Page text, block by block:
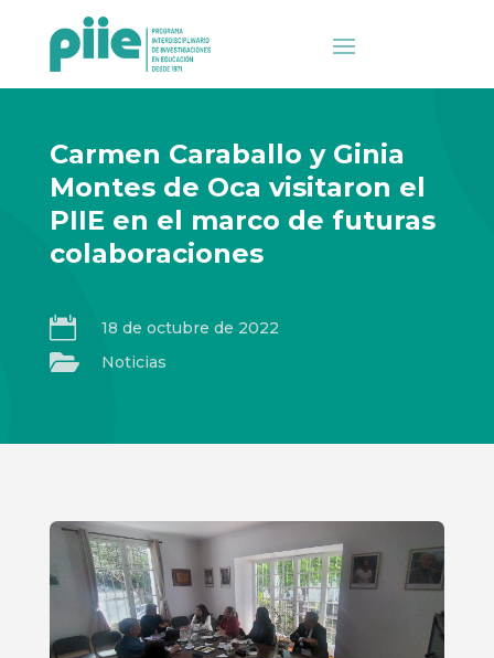
Carmen Caraballo y Ginia
Montes de Oca visitaron el
PIIE en el marco de futuras
colaboraciones
 18 de octubre de 2022
 Noticias